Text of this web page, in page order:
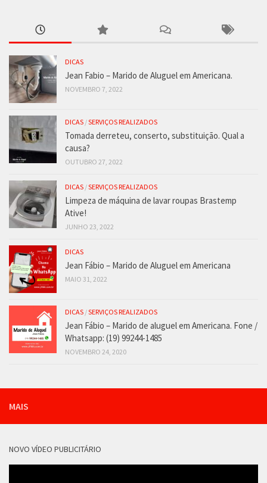
DICAS
Jean Fabio – Marido de Aluguel em Americana.
NOVEMBRO 7, 2022
DICAS /SERVIÇOS REALIZADOS
Tomada derreteu, conserto, substituição. Qual a
causa?
OUTUBRO 27, 2022
DICAS /SERVIÇOS REALIZADOS
Limpeza de máquina de lavar roupas Brastemp
Ative!
JUNHO 23, 2022
DICAS
Jean Fábio – Marido de Aluguel em Americana
MAIO 31, 2022
DICAS /SERVIÇOS REALIZADOS
Jean Fábio – Marido de aluguel em Americana. Fone /
Whatsapp: (19) 99244-1485
NOVEMBRO 24, 2020
MAIS
NOVO VÍDEO PUBLICITÁRIO